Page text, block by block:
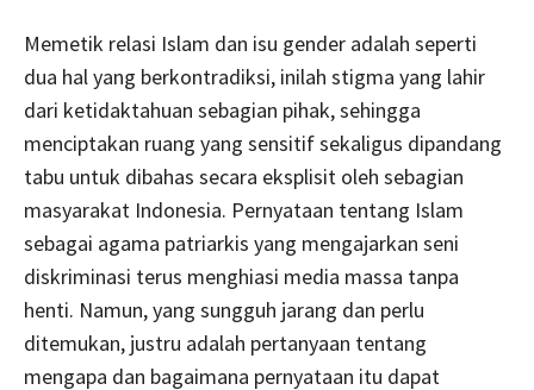
Memetik relasi Islam dan isu gender adalah seperti
dua hal yang berkontradiksi, inilah stigma yang lahir
dari ketidaktahuan sebagian pihak, sehingga
menciptakan ruang yang sensitif sekaligus dipandang
tabu untuk dibahas secara eksplisit oleh sebagian
masyarakat Indonesia. Pernyataan tentang Islam
sebagai agama patriarkis yang mengajarkan seni
diskriminasi terus menghiasi media massa tanpa
henti. Namun, yang sungguh jarang dan perlu
ditemukan, justru adalah pertanyaan tentang
mengapa dan bagaimana pernyataan itu dapat